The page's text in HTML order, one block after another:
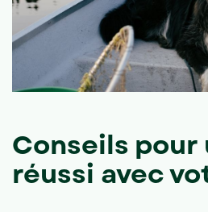
Conseils pour
réussi avec